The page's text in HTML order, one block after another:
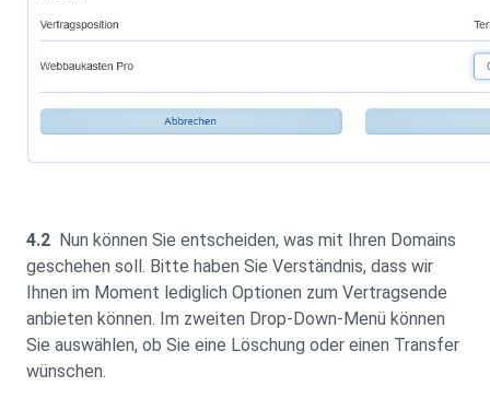
4.2 Nun können Sie entscheiden, was mit Ihren Domains
geschehen soll. Bitte haben Sie Verständnis, dass wir
Ihnen im Moment lediglich Optionen zum Vertragsende
anbieten können. Im zweiten Drop-Down-Menü können
Sie auswählen, ob Sie eine Löschung oder einen Transfer
wünschen.